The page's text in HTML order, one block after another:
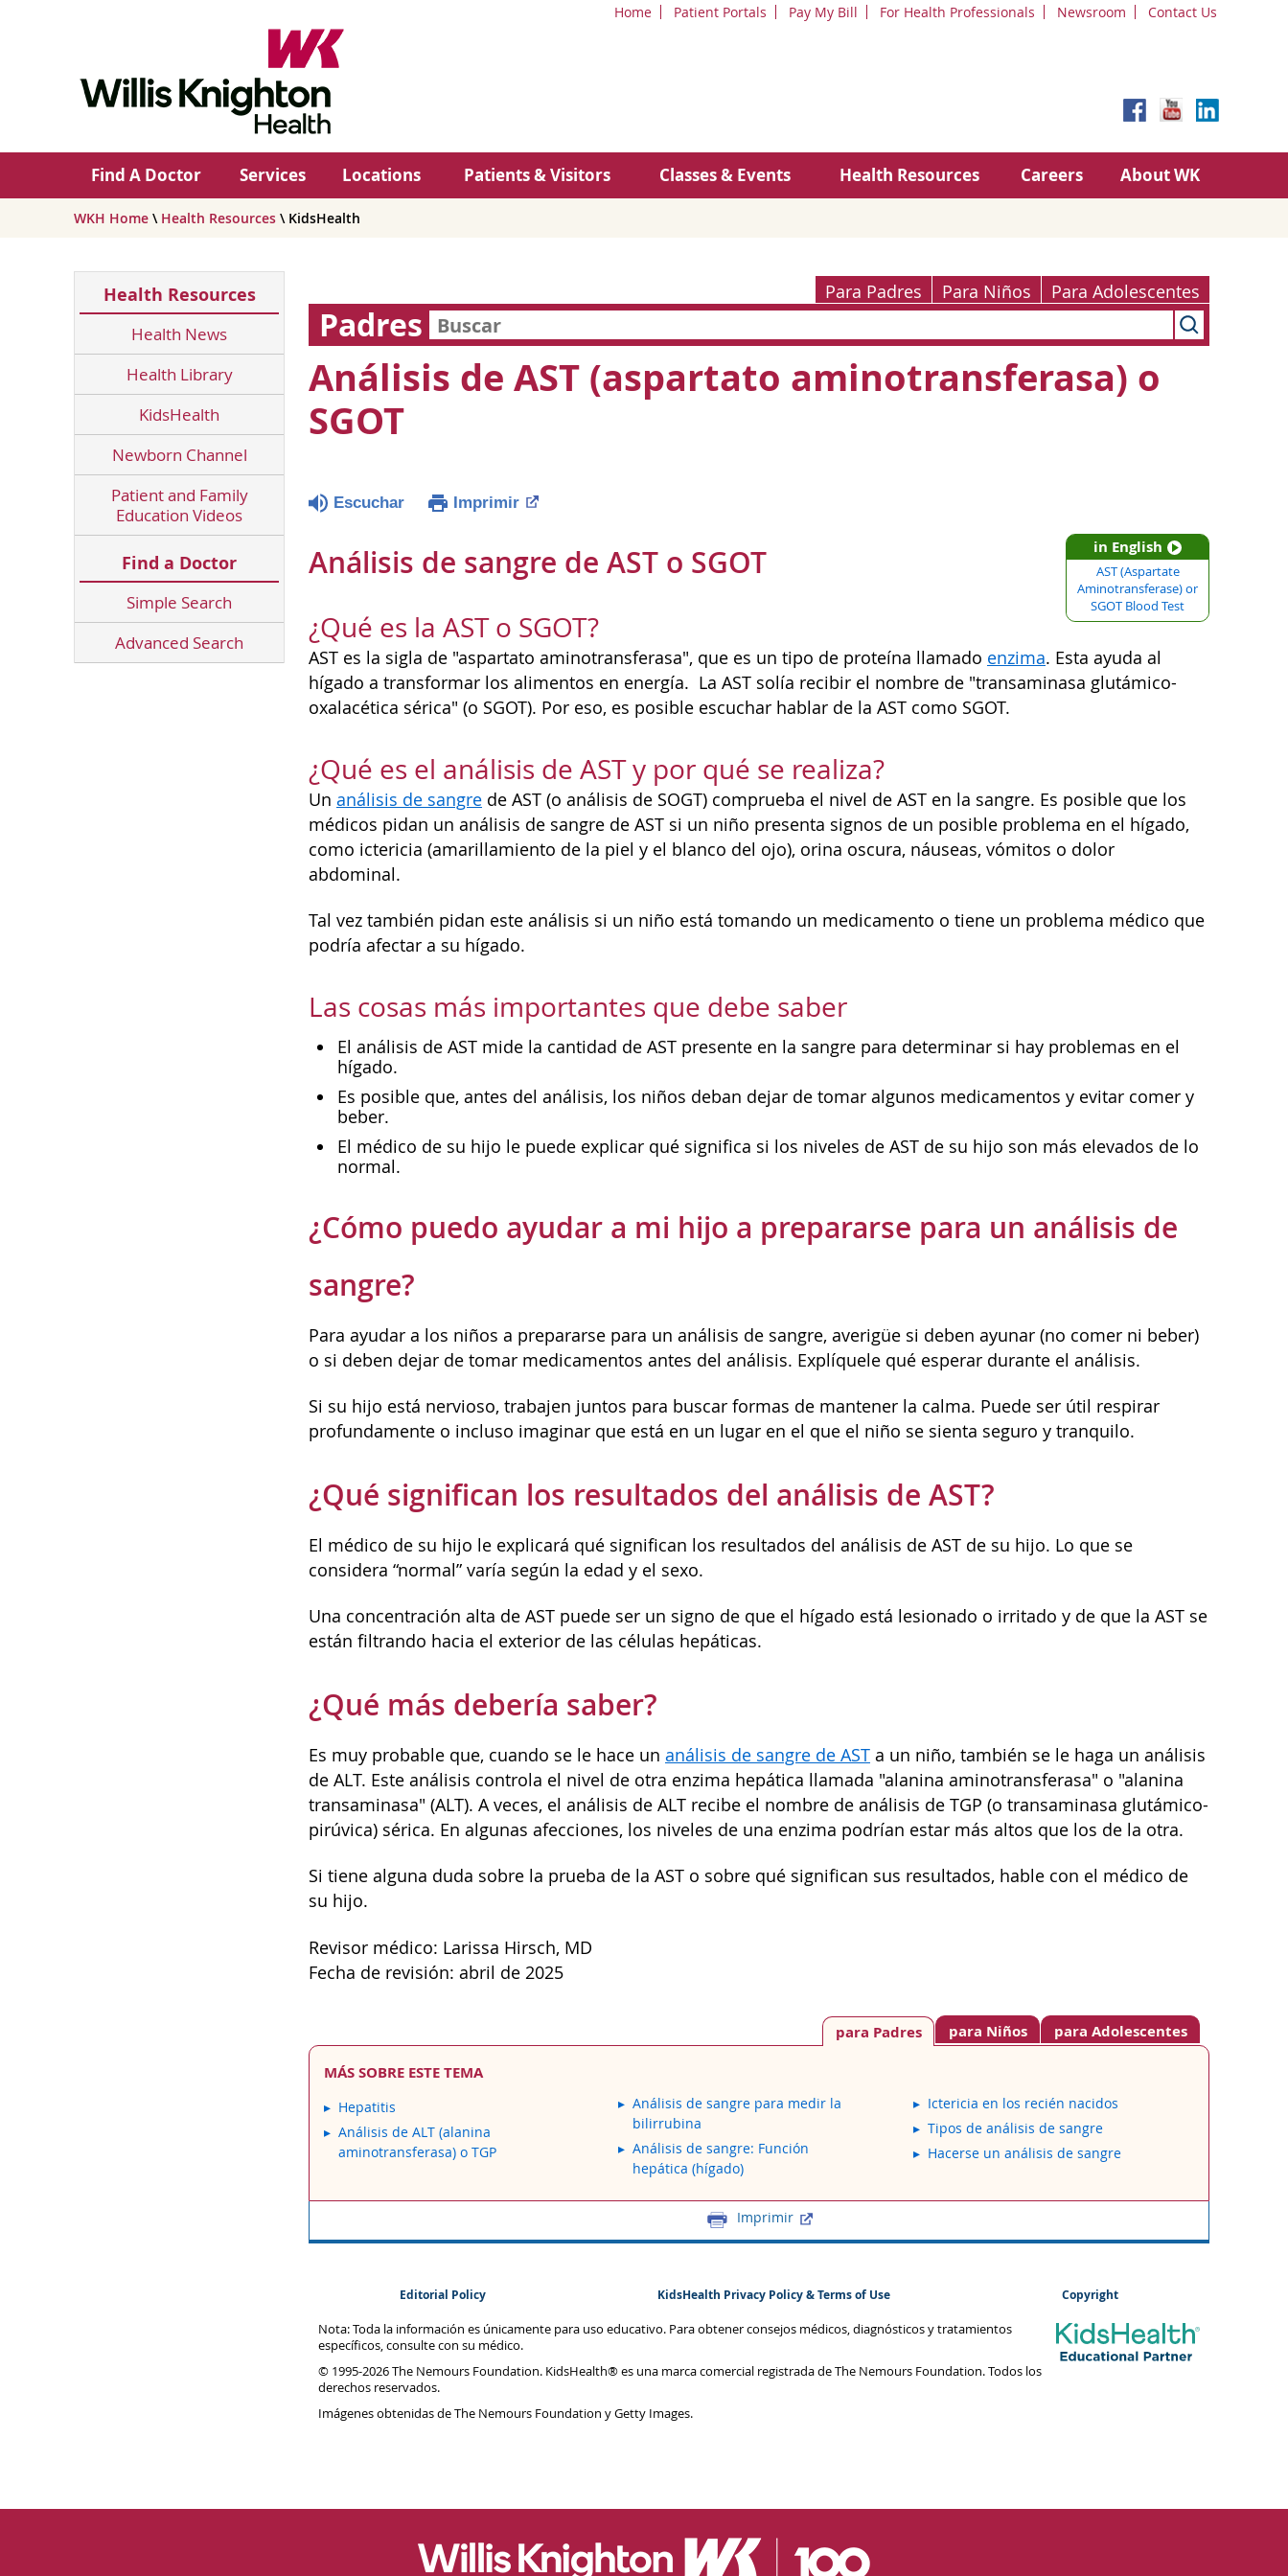
Home Patient Portals Pay My Bill For Health Professionals Newsroom Contact Us
Find A Doctor Services Locations Patients & Visitors Classes & Events Health Resources Careers About WK
WKH Home \ Health Resources \ KidsHealth
Health Resources
Health News
Health Library
KidsHealth
Newborn Channel
Patient and Family
Education Videos
Find a Doctor
Simple Search
Advanced Search
Para Padres Para Niños Para Adolescentes
Padres
Análisis de AST (aspartato aminotransferasa) o
SGOT
Escuchar Imprimir
in English
AST (Aspartate
Aminotransferase) or
SGOT Blood Test
Análisis de sangre de AST o SGOT
¿Qué es la AST o SGOT?
AST es la sigla de "aspartato aminotransferasa", que es un tipo de proteína llamado enzima. Esta ayuda al
hígado a transformar los alimentos en energía. La AST solía recibir el nombre de "transaminasa glutámico-
oxalacética sérica" (o SGOT). Por eso, es posible escuchar hablar de la AST como SGOT.
¿Qué es el análisis de AST y por qué se realiza?
Un análisis de sangre de AST (o análisis de SOGT) comprueba el nivel de AST en la sangre. Es posible que los
médicos pidan un análisis de sangre de AST si un niño presenta signos de un posible problema en el hígado,
como ictericia (amarillamiento de la piel y el blanco del ojo), orina oscura, náuseas, vómitos o dolor
abdominal.
Tal vez también pidan este análisis si un niño está tomando un medicamento o tiene un problema médico que
podría afectar a su hígado.
Las cosas más importantes que debe saber
El análisis de AST mide la cantidad de AST presente en la sangre para determinar si hay problemas en el
hígado.
Es posible que, antes del análisis, los niños deban dejar de tomar algunos medicamentos y evitar comer y
beber.
El médico de su hijo le puede explicar qué significa si los niveles de AST de su hijo son más elevados de lo
normal.
¿Cómo puedo ayudar a mi hijo a prepararse para un análisis de
sangre?
Para ayudar a los niños a prepararse para un análisis de sangre, averigüe si deben ayunar (no comer ni beber)
o si deben dejar de tomar medicamentos antes del análisis. Explíquele qué esperar durante el análisis.
Si su hijo está nervioso, trabajen juntos para buscar formas de mantener la calma. Puede ser útil respirar
profundamente o incluso imaginar que está en un lugar en el que el niño se sienta seguro y tranquilo.
¿Qué significan los resultados del análisis de AST?
El médico de su hijo le explicará qué significan los resultados del análisis de AST de su hijo. Lo que se
considera “normal” varía según la edad y el sexo.
Una concentración alta de AST puede ser un signo de que el hígado está lesionado o irritado y de que la AST se
están filtrando hacia el exterior de las células hepáticas.
¿Qué más debería saber?
Es muy probable que, cuando se le hace un análisis de sangre de AST a un niño, también se le haga un análisis
de ALT. Este análisis controla el nivel de otra enzima hepática llamada "alanina aminotransferasa" o "alanina
transaminasa" (ALT). A veces, el análisis de ALT recibe el nombre de análisis de TGP (o transaminasa glutámico-
pirúvica) sérica. En algunas afecciones, los niveles de una enzima podrían estar más altos que los de la otra.
Si tiene alguna duda sobre la prueba de la AST o sobre qué significan sus resultados, hable con el médico de
su hijo.
Revisor médico: Larissa Hirsch, MD
Fecha de revisión: abril de 2025
para Adolescentes
para Niños
para Padres
MÁS SOBRE ESTE TEMA
Hepatitis
Análisis de ALT (alanina
aminotransferasa) o TGP
Análisis de sangre para medir la
bilirrubina
Análisis de sangre: Función
hepática (hígado)
Ictericia en los recién nacidos
Tipos de análisis de sangre
Hacerse un análisis de sangre
Imprimir
Editorial Policy KidsHealth Privacy Policy & Terms of Use Copyright
Nota: Toda la información es únicamente para uso educativo. Para obtener consejos médicos, diagnósticos y tratamientos
específicos, consulte con su médico.
© 1995-2026 The Nemours Foundation. KidsHealth® es una marca comercial registrada de The Nemours Foundation. Todos los
derechos reservados.
Imágenes obtenidas de The Nemours Foundation y Getty Images.